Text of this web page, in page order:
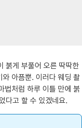
붉게 부풀어 오른 딱딱한
아픔뿐. 이러다 웨딩 촬
법처럼 하루 이틀 만에 붉
다고 할 수 있겠네요.